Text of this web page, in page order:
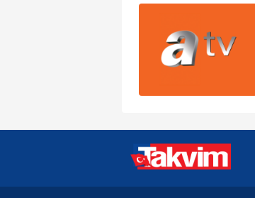
mevzuata uygun